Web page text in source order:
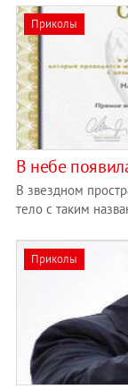
Приколы
В небе
В звездном
тело с таким
Приколы